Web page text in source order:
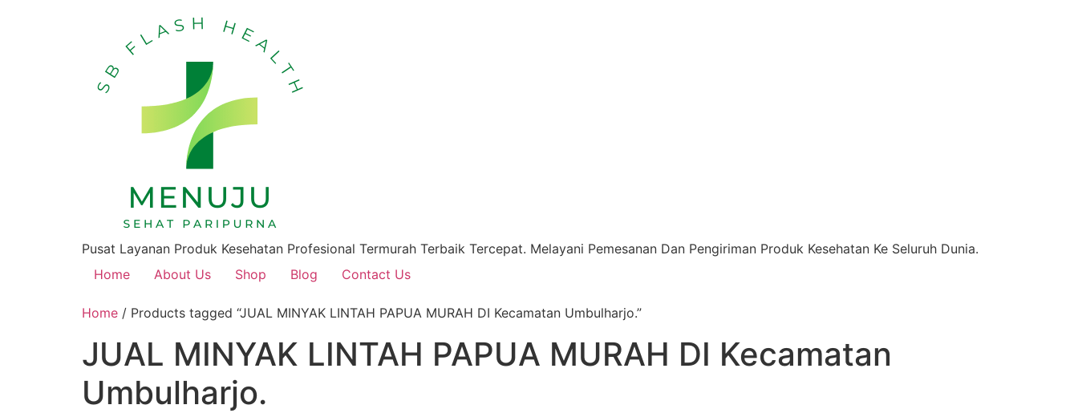
Pusat Layanan Produk Kesehatan Profesional Termurah Terbaik Tercepat. Melayani Pemesanan Dan Pengiriman Produk Kesehatan Ke Seluruh Dunia.
Home
About Us Shop Blog Contact Us
Home / Products tagged “JUAL MINYAK LINTAH PAPUA MURAH DI Kecamatan Umbulharjo.”
JUAL MINYAK LINTAH PAPUA MURAH DI Kecamatan
Umbulharjo.